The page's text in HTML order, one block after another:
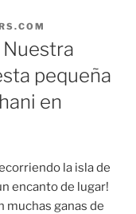
Nuestra
pequeña
en
la isla de
encanto de lugar!
muchas ganas de